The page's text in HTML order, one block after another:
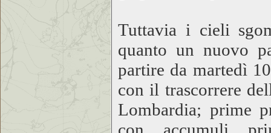
Tuttavia i cieli
quanto un nuovo
partire da martedì
con il trascorrere
Lombardia; prime